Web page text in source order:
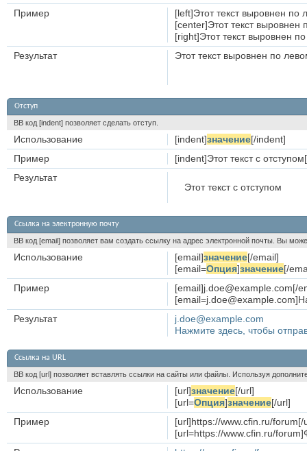
[left]Этот текст выровнен по
[center]Этот текст выровнен
[right]Этот текст выровнен
Пример
Этот текст выровнен по
Результат
Отступ
BB код [indent] позволяет сделать отступ.
[indent]значение[/indent]
Использование
[indent]Этот текст с
Пример
Этот текст с отступом
Результат
Ссылка на электронную почту
BB код [email] позволяет вам создать ссылку на адрес электронной почты. Вы
[email]значение[/email]
[email=Опция]значение[/
Использование
[email]j.doe@example.com[/
Пример
j.doe@example.com
Нажмите здесь, чтобы
Результат
Ссылка на URL
BB код [url] позволяет вставлять ссылки на сайты или файлы. Используя
[url]значение[/url]
[url=Опция]значение[/url]
Использование
[url]https://www.cfin.ru/forum[/
[url=https://www.cfin.ru/
Пример